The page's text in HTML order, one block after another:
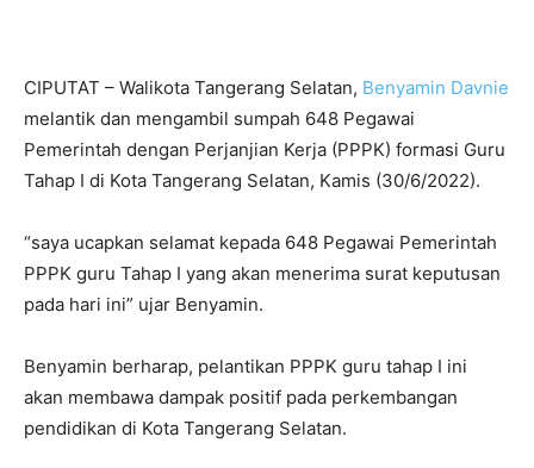
CIPUTAT – Walikota Tangerang Selatan, Benyamin Davnie
melantik dan mengambil sumpah 648 Pegawai
Pemerintah dengan Perjanjian Kerja (PPPK) formasi Guru
Tahap I di Kota Tangerang Selatan, Kamis (30/6/2022).
“saya ucapkan selamat kepada 648 Pegawai Pemerintah
PPPK guru Tahap I yang akan menerima surat keputusan
pada hari ini” ujar Benyamin.
Benyamin berharap, pelantikan PPPK guru tahap I ini
akan membawa dampak positif pada perkembangan
pendidikan di Kota Tangerang Selatan.